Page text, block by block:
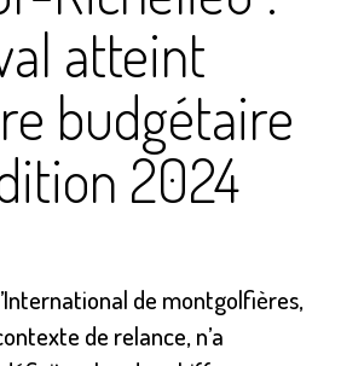
atteint
budgétaire
2024
de montgolfières,
de relance, n’a